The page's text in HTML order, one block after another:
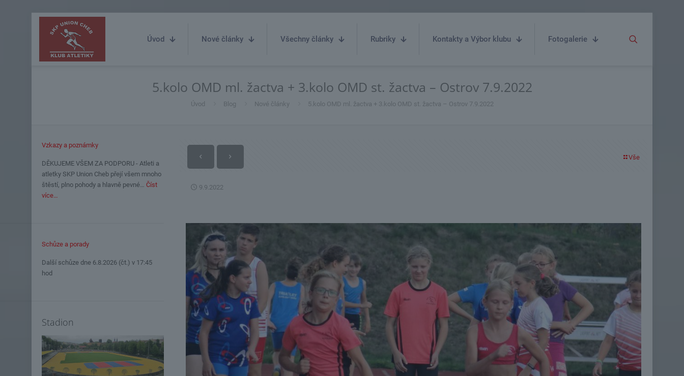
Úvod Nové články Všechny články Rubriky Kontakty a Výbor klubu Fotogalerie
5.kolo OMD ml. žactva + 3.kolo OMD st. žactva – Ostrov 7.9.2022
Úvod Blog Nové články 5.kolo OMD ml. žactva + 3.kolo OMD st. žactva – Ostrov 7.9.2022
Vše
9.9.2022
Vzkazy a poznámky
DĚKUJEME VŠEM ZA PODPORU - Atleti a
atletky SKP Union Cheb přejí všem mnoho
štěstí, plno pohody a hlavně pevné… Číst
více…
Schůze a porady
Další schůze dne 6.8.2026 (čt.) v 17:45
hod
Stadion